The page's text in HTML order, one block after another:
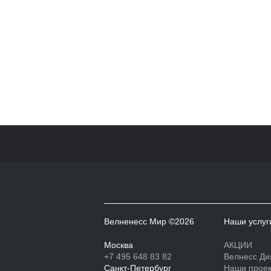
Наши
АКЦИИ
Велнесс
Наши
Велненесс Мир ©2026
Москва
+7 495 648 83 82
Санкт-Петербург